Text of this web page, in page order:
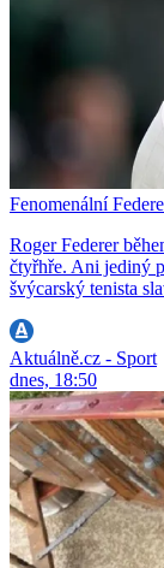
Fenomenální
Roger Federer
čtyřhře. Ani jediný
švýcarský tenista
Aktuálně.cz - Sport
dnes, 18:50